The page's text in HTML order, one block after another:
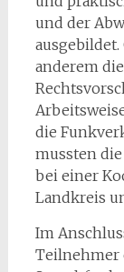
und der
anderem
die
mussten
bei einer
Landkreis
Im
Teilnehmer